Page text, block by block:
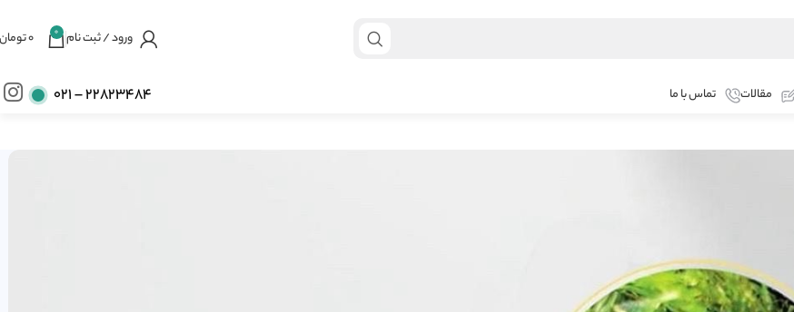
ورود / ثبت نام 0 ۰تومان
مقالات تماس با ما 22823484 – ۰۲۱